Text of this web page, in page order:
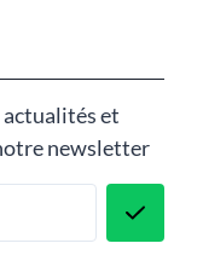
actualités et
newsletter